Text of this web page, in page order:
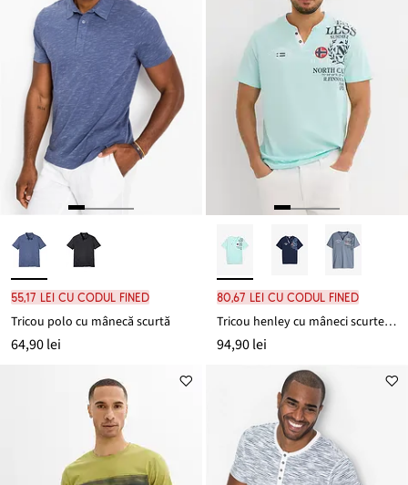
55,17 lei cu codul FINED
Tricou polo cu mânecă scurtă
64,90 lei
80,67 lei cu codul FINED
Tricou henley cu mâneci scurte din bumbac 100%
94,90 lei